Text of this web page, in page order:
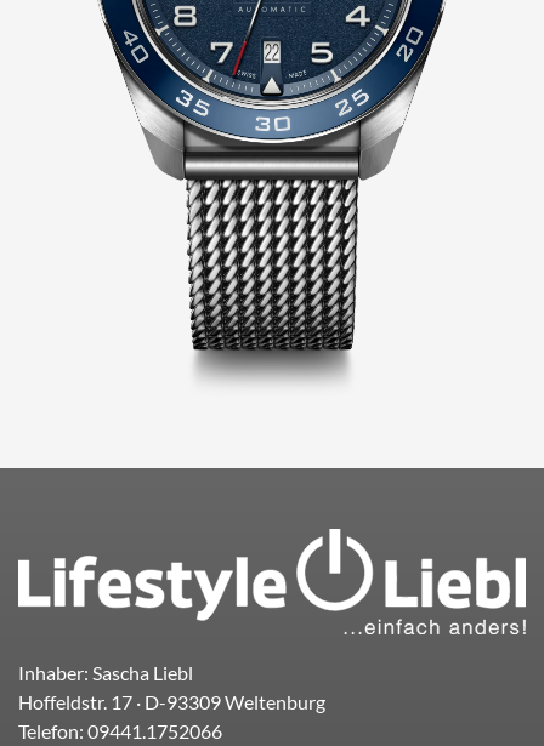
Inhaber: Sascha Liebl
Hoffeldstr. 17 · D-93309Weltenburg
Telefon: 09441.1752066